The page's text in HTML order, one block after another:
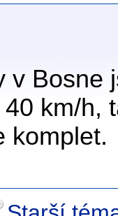
v Bosne
km/h,
komplet.